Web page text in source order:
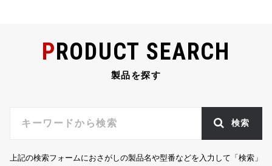
b
o
r
a
PRODUCT SEARCH
製品を探す
検索
上記の検索フォームにおさがしの製品名や型番などを入力して「検索」